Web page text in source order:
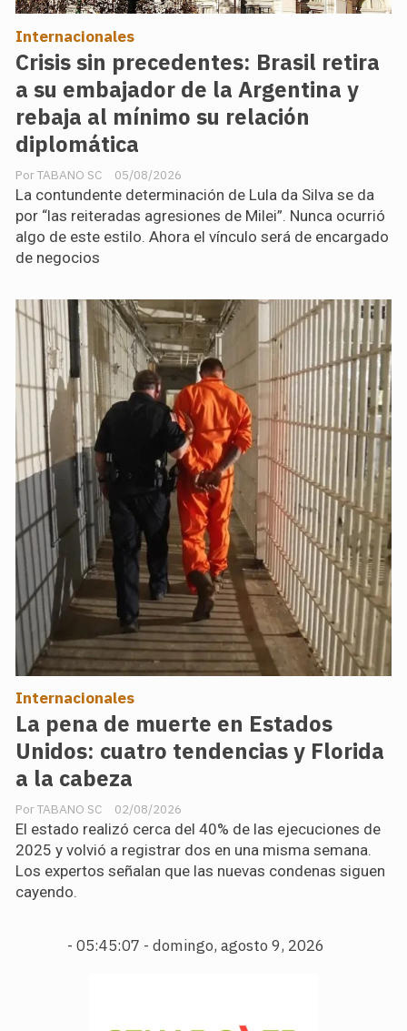
Crisis sin precedentes: Brasil retira
a su embajador de la Argentina y
rebaja al mínimo su relación
diplomática
TABANO SC
Internacionales
05/08/2026
La contundente determinación de Lula da Silva se da
por “las reiteradas agresiones de Milei”. Nunca ocurrió
algo de este estilo. Ahora el vínculo será de encargado
de negocios
La pena de muerte en Estados
Unidos: cuatro tendencias y Florida
a la cabeza
TABANO SC
Internacionales
02/08/2026
El estado realizó cerca del 40% de las ejecuciones de
2025 y volvió a registrar dos en una misma semana.
Los expertos señalan que las nuevas condenas siguen
cayendo.
- 05:45:08 - domingo, agosto 9, 2026